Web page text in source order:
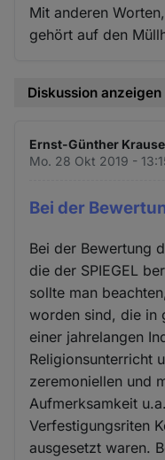
Mit anderen
gehört auf den
Diskussion anzeigen
Ernst-Günther
Mo. 28 Okt 2019 -
Bei der
Bei der Bewertung
die der SPIEGEL
sollte man
worden sind, die in
einer jahrelangen
Religionsunterricht
zeremoniellen und
Aufmerksamkeit
Verfestigungsriten
ausgesetzt waren.